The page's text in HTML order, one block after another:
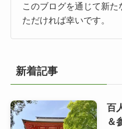
このブログを通じて新
ただければ幸いです。
新着記事
百
＆